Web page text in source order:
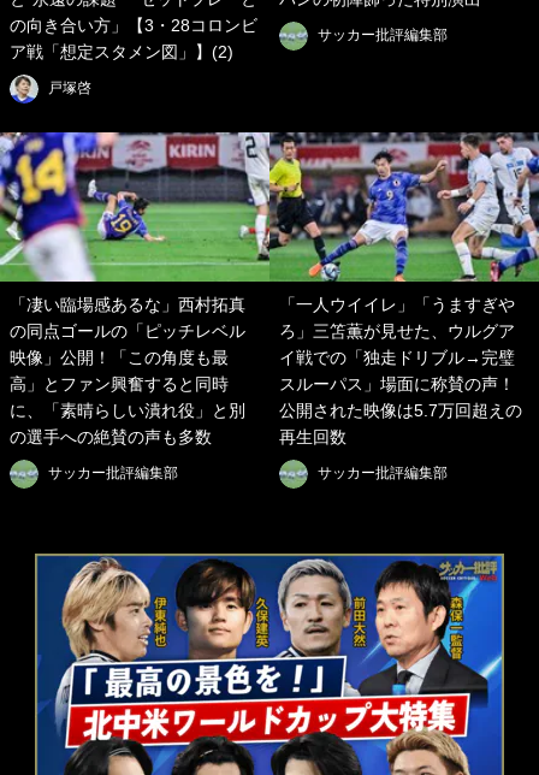
の向き合い方」【3・28コロンビ
ア戦「想定スタメン図」】(2)
戸塚啓
サッカー批評編集部
「凄い臨場感あるな」西村拓真
の同点ゴールの「ピッチレベル
映像」公開！「この角度も最
高」とファン興奮すると同時
に、「素晴らしい潰れ役」と別
の選手への絶賛の声も多数
サッカー批評編集部
「一人ウイイレ」「うますぎや
ろ」三笘薫が見せた、ウルグア
イ戦での「独走ドリブル→完璧
スルーパス」場面に称賛の声！
公開された映像は5.7万回超えの
再生回数
サッカー批評編集部